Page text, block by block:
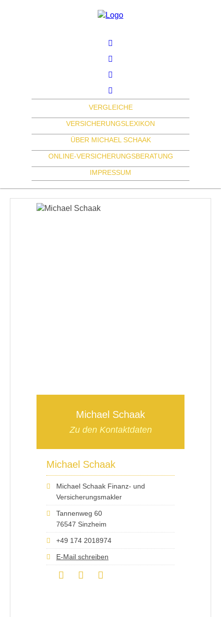
VERGLEICHE
VERSICHERUNGSLEXIKON
ÜBER MICHAEL SCHAAK
ONLINE-VERSICHERUNGSBERATUNG
IMPRESSUM
Michael Schaak
Zu den Kontaktdaten
Michael Schaak
Michael Schaak Finanz- und
Versicherungsmakler
Tannenweg 60
76547 Sinzheim
+49 174 2018974
E-Mail schreiben